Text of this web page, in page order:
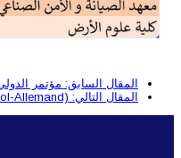
المقال السابق: مؤتمر الدولي
المقال التالي: Master FLE (Espagnol-Allemand)